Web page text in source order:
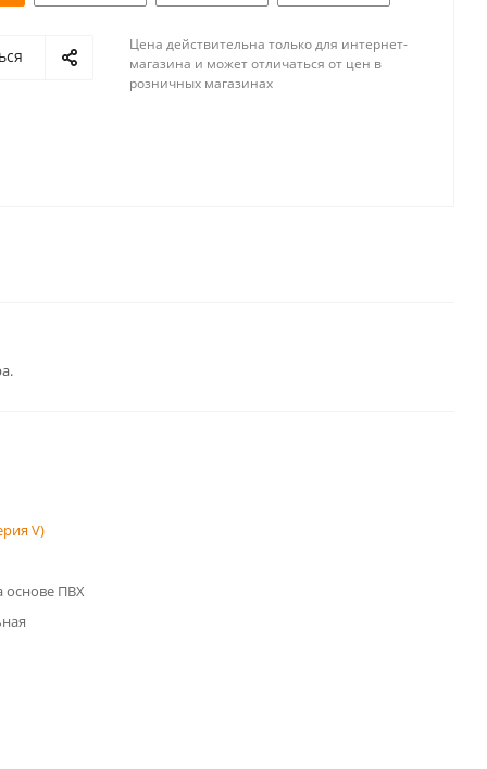
Цена действительна только для интернет-
магазина и может отличаться от цен в
розничных магазинах
V)
основе ПВХ